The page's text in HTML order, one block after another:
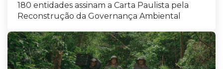
180 entidades assinam a Carta Paulista pela
Reconstrução da Governança Ambiental